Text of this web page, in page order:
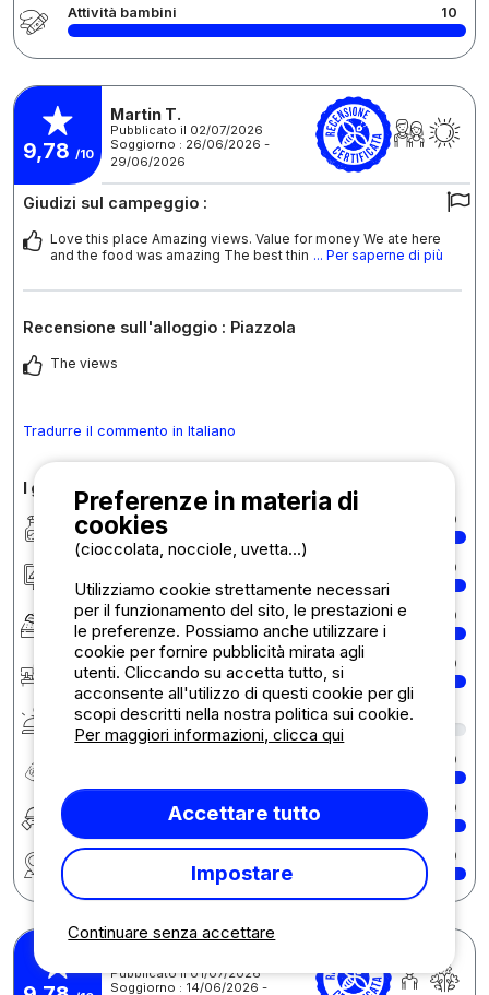
Attività bambini 10
9,78 /10
Martin T.
Pubblicato il 02/07/2026
Soggiorno : 26/06/2026 -
29/06/2026
Giudizi sul campeggio :
Love this place Amazing views. Value for money We ate here
and the food was amazing The best thin ... Per saperne di più
Recensione sull'alloggio : Piazzola
The views
Tradurre il commento in Italiano
I giudizi in dettaglio
Pulizia/Igiene 10
10
Comfort 10
Reception 10
Servizi
10
10
Regione 10
Pubblicato il 01/07/2026
Soggiorno : 14/06/2026 -
Continuare senza accettare
Preferenze in materia di
cookies
(cioccolata, nocciole, uvetta...)
Utilizziamo cookie strettamente necessari
per il funzionamento del sito, le prestazioni e
le preferenze. Possiamo anche utilizzare i
cookie per fornire pubblicità mirata agli
utenti. Cliccando su accetta tutto, si
acconsente all'utilizzo di questi cookie per gli
scopi descritti nella nostra politica sui cookie.
Per maggiori informazioni, clicca qui
Accettare tutto
Impostare